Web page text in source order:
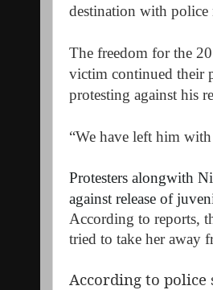
destination with
The freedom for the
victim continued their
protesting against his
“We have left him
Protesters alongwith
against release of
According to reports,
tried to take her away
According to police